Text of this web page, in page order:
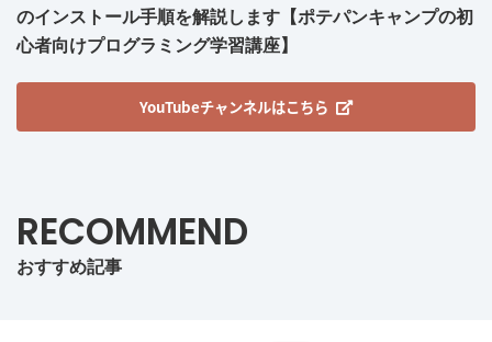
のインストール手順を解説します【ポテパンキャンプの初
心者向けプログラミング学習講座】
YouTubeチャンネルはこちら
RECOMMEND
おすすめ記事